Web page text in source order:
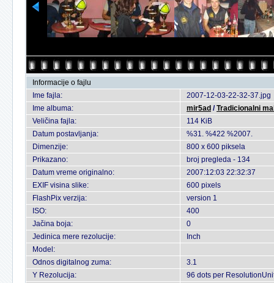
Informacije o fajlu
Ime fajla:
2007-12-03-22-32-37.jpg
Ime albuma:
mir5ad /Tradicionalni
Veličina fajla:
114 KiB
Datum postavljanja:
%31. %422 %2007.
Dimenzije:
800 x 600 piksela
Prikazano:
broj pregleda - 134
Datum vreme originalno:
2007:12:03 22:32:37
EXIF visina slike:
600 pixels
FlashPix verzija:
version 1
ISO:
400
Jačina boja:
0
Jedinica mere rezolucije:
Inch
Model:
Odnos digitalnog zuma:
3.1
Y Rezolucija:
96 dots per